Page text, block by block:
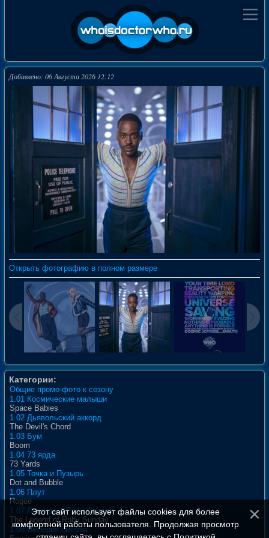
Добавлено: 06 Августа 2026 12:12
Открыть фотографию в полном размере
Категории:
Общие промо-фото к сезону
1.01 Космические малыши
Space Babies
1.02 Дьявольский аккорд
The Devil's Chord
1.03 Бум
Boom
1.04 73 ярда
73 Yards
1.05 Точка и Пузырь
Dot and Bubble
1.06 Плут
Rogue
1.07 Легенда о Руби Сандей
The Legend of Ruby Sunday
1.08 Империя смерти
Этот сайт использует файлы cookies для более
комфортной работы пользователя. Продолжая просмотр